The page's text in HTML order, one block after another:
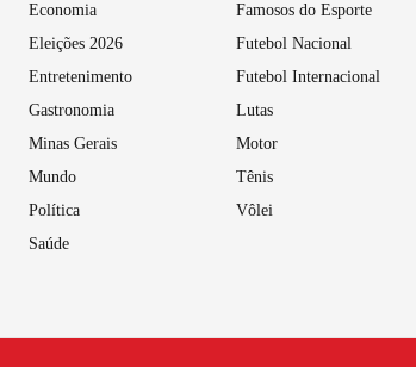
Economia
Eleições 2026
Entretenimento
Gastronomia
Minas Gerais
Mundo
Política
Saúde
Famosos do Esporte
Futebol Nacional
Futebol Internacional
Lutas
Motor
Tênis
Vôlei